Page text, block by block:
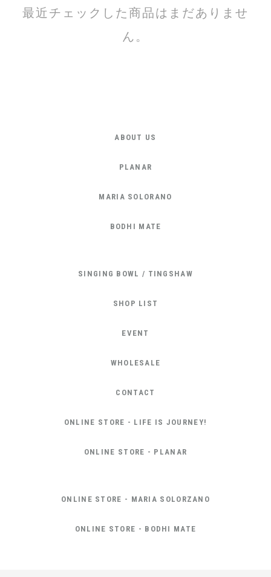
最近チェックした商品はまだありませ
ん。
ABOUT US
PLANAR
MARIA SOLORANO
BODHI MATE
SINGING BOWL / TINGSHAW
SHOP LIST
EVENT
WHOLESALE
CONTACT
ONLINE STORE - LIFE IS JOURNEY!
ONLINE STORE - PLANAR
ONLINE STORE - MARIA SOLORZANO
ONLINE STORE - BODHI MATE